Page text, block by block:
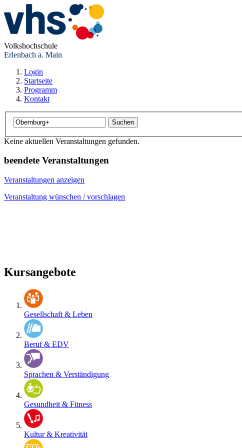
Volkshochschule
Erlenbach a. Main
Login
Startseite
Programm
Kontakt
Keine aktuellen Veranstaltungen gefunden.
beendete Veranstaltungen
Veranstaltungen anzeigen
Veranstaltung wünschen / vorschlagen
Kursangebote
Gesellschaft & Leben
Beruf & EDV
Sprachen & Verständigung
Gesundheit & Fitness
Kultur & Kreativität